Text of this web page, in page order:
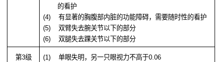
的看护
(4)
有显著的胸腹部内脏的功能障碍，需要随时性的看护
(5)
双臂失去腕关节以下的部分
(6)
双腿失去踝关节以下的部分
第3级 (1) 单眼失明，另一只眼视力不高于0.06